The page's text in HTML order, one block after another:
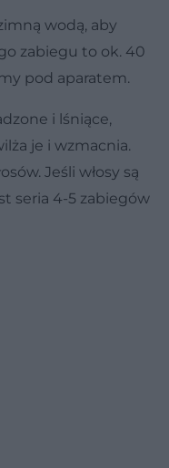
wodą, aby
zabiegu to ok. 40
pod aparatem.
i lśniące,
je i wzmacnia.
Jeśli włosy są
seria 4-5 zabiegów